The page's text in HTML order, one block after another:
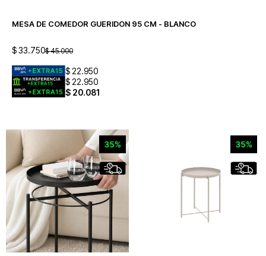
MESA DE COMEDOR GUERIDON 95 CM - BLANCO
$33.750$ 45.000
$ 22.950
$ 22.950
$ 20.081